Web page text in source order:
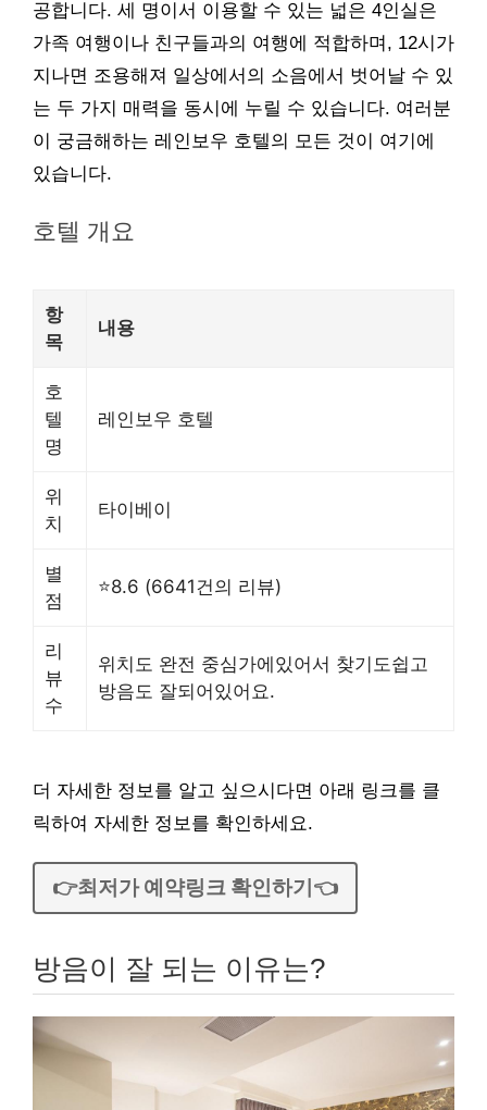
공합니다. 세 명이서 이용할 수 있는 넓은 4인실은
가족 여행이나 친구들과의 여행에 적합하며, 12시가
지나면 조용해져 일상에서의 소음에서 벗어날 수 있
는 두 가지 매력을 동시에 누릴 수 있습니다. 여러분
이 궁금해하는 레인보우 호텔의 모든 것이 여기에
있습니다.
호텔 개요
항
목
내용
호
텔
명
레인보우 호텔
위
치
타이베이
별
점
⭐8.6 (6641건의 리뷰)
리
뷰
수
위치도 완전 중심가에있어서 찾기도쉽고
방음도 잘되어있어요.
더 자세한 정보를 알고 싶으시다면 아래 링크를 클
릭하여 자세한 정보를 확인하세요.
👉최저가 예약링크 확인하기👈
방음이 잘 되는 이유는?